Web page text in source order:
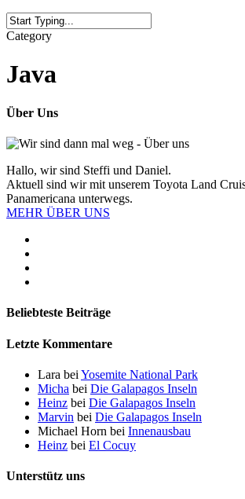
Category
Java
Über Uns
Hallo, wir sind Steffi und Daniel.
Aktuell sind wir mit unserem Toyota Land
Panamericana unterwegs.
MEHR ÜBER UNS
Beliebteste Beiträge
Letzte Kommentare
Lara bei Yosemite National Park
Micha bei Die Galapagos Inseln
Heinz bei Die Galapagos Inseln
Marvin bei Die Galapagos Inseln
Michael Horn bei Innenausbau
Heinz bei El Cocuy
Unterstütz uns